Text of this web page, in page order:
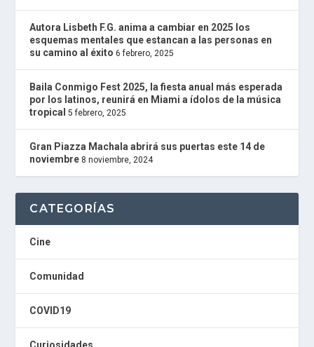
D
I
O
P
G
I
N
powered
by
W
o
r
d
P
r
e
s
e
b
d
e
s
i
Autora Lisbeth F.G. anima a cambiar en 2025 los
esquemas mentales que estancan a las personas en
su camino al éxito 6 febrero, 2025
Baila Conmigo Fest 2025, la fiesta anual más esperada
por los latinos, reunirá en Miami a ídolos de la música
tropical
5 febrero, 2025
Gran Piazza Machala abrirá sus puertas este 14 de
noviembre 8 noviembre, 2024
CATEGORÍAS
Cine
Comunidad
COVID19